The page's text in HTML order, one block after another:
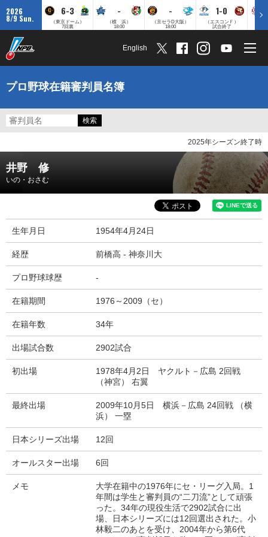
2026
8/9 Sun.
6-3
（東京ドーム）
7回裏
-
（横 浜）
18:00
-
（京セラD大阪）
18:00
1-0
（エスコンＦ）
試合終了
English
プロ野球在籍審判員名簿
2025年シーズン終了時
井野 修
いの・おさむ
生年月日 1954年4月24日
経歴 前橋高 - 神奈川大
プロ野球球歴 -
在籍期間 1976～2009（セ）
在籍年数 34年
出場試合数 2902試合
初出場
1978年4月2日 ヤクルト－広島 2回戦
（神宮） 右翼
最終出場
2009年10月5日 横浜－広島 24回戦 （横
浜） 一塁
日本シリーズ出場 12回
オールスター出場 6回
メモ
大学在籍中の1976年にセ・リーグ入局。1
年間は学生と審判員の“二刀流”として頑張
った。34年の現役生活で2902試合に出
場、日本シリーズには12回選出された。小
林毅二のあとを受け、2004年から第6代